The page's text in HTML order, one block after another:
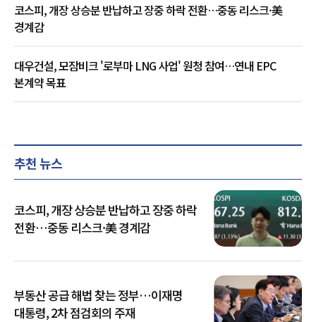
코스피, 개장 상승분 반납하고 장중 하락 전환…중동 리스크·美
경계감
대우건설, 모잠비크 '로부마 LNG 사업' 원청 참여…연내 EPC
본계약 목표
추천 뉴스
코스피, 개장 상승분 반납하고 장중 하락
전환…중동 리스크·美 경계감
부동산 공급 해법 찾는 정부…이재명
대통령, 2차 점검회의 주재